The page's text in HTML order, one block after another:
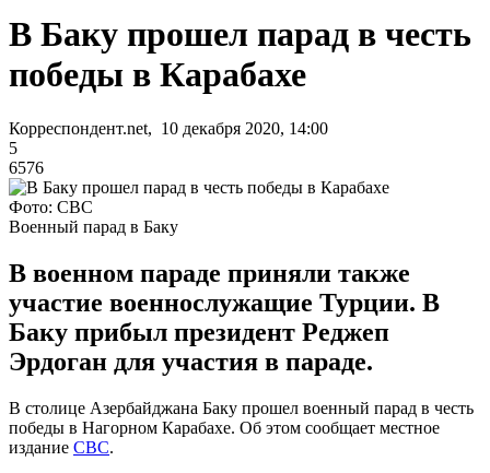
В Баку прошел парад в честь
победы в Карабахе
Корреспондент.net, 10 декабря 2020, 14:00
5
6576
Фото: CBC
Военный парад в Баку
В военном параде приняли также
участие военнослужащие Турции. В
Баку прибыл президент Реджеп
Эрдоган для участия в параде.
В столице Азербайджана Баку прошел военный парад в честь
победы в Нагорном Карабахе. Об этом сообщает местное
издание CBC.